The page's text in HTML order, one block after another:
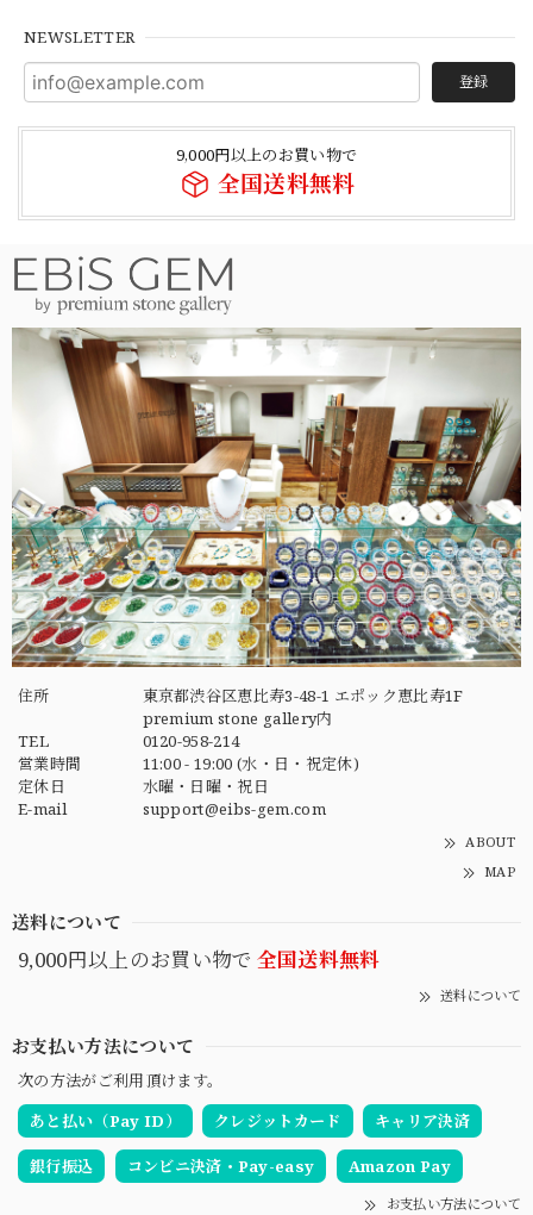
NEWSLETTER
登録
9,000円以上のお買い物で
全国送料無料
住所
東京都渋谷区恵比寿3-48-1 エポック恵比寿1F
premium stone gallery内
TEL
0120-958-214
営業時間
11:00 - 19:00 (水・日・祝定休)
定休日
水曜・日曜・祝日
E-mail
support@eibs-gem.com
ABOUT
MAP
送料について
9,000円以上のお買い物で 全国送料無料
送料について
お支払い方法について
次の方法がご利用頂けます。
あと払い（Pay ID）
クレジットカード キャリア決済
銀行振込 コンビニ決済・Pay-easy Amazon Pay
お支払い方法について